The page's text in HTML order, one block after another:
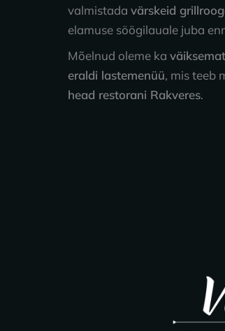
valmistada värskeid
elamuse söögilauale juba
Mõelnud oleme ka
eraldi lastemenüü, mis teeb
head restorani Rakveres.